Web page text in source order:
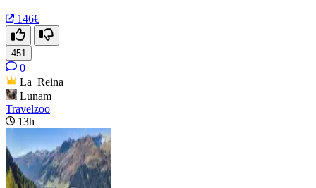
146€
451
0
La_Reina
Lunam
Travelzoo
13h